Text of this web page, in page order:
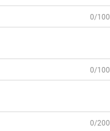
0/100
0/100
0/200